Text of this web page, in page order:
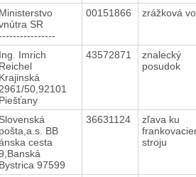
Ministerstvo
SR
00151866 zrážková
Ing. Imrich
Reichel
Krajinská
2961/50,92101
Piešťany
43572871
znalecký
posudok
Slovenská
pošta,a.s. BB
cesta
Bystrica 97599
36631124
zľava ku
stroju